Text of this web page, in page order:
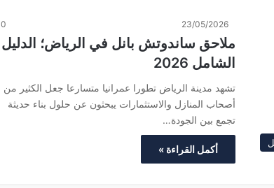
23/05/2026
0
ملاحق ساندوتش بانل في الرياض؛ الدليل
الشامل 2026
تشهد مدينة الرياض تطورا عمرانيا متسارعا جعل الكثير من
أصحاب المنازل والاستثمارات يبحثون عن حلول بناء حديثة
تجمع بين الجودة…
أكمل القراءة »